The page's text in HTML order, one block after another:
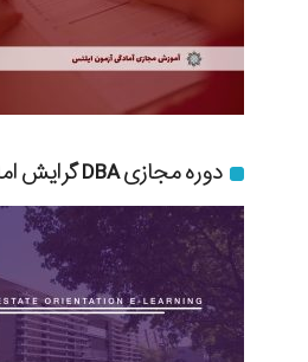
دوره مجازی DBA گرایش املاک و مستغلات